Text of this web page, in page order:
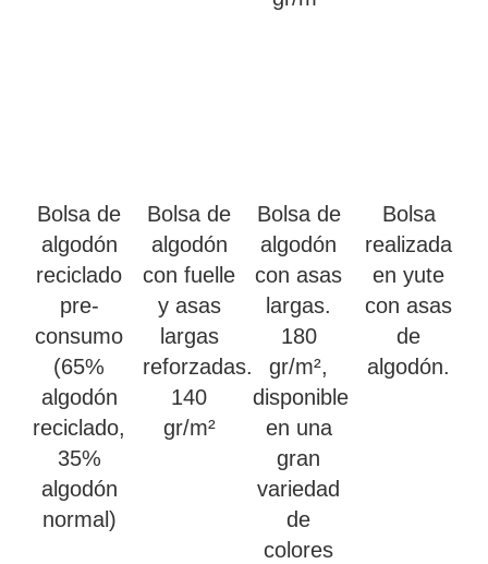
Bolsa de
algodón
reciclado
pre-
consumo
(65%
algodón
reciclado,
35%
algodón
normal)
Bolsa de
algodón
con fuelle
y asas
largas
reforzadas.
140
gr/m²
Bolsa de
algodón
con asas
largas.
180
gr/m²,
disponible
en una
gran
variedad
de
colores
Bolsa
realizada
en yute
con asas
de
algodón.